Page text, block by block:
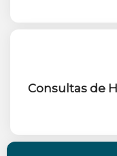
Consultas de